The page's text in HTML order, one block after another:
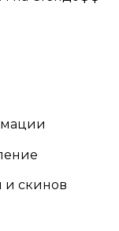
и скинов